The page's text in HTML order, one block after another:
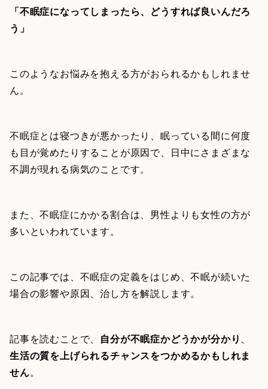
「不眠症になってしまったら、どうすれば良いんだろ
う」
このようなお悩みを抱える方がおられるかもしれませ
ん。
不眠症とは寝つきが悪かったり、眠っている間に何度
も目が覚めたりすることが原因で、日中にさまざまな
不調が現れる病気のことです。
また、不眠症にかかる割合は、男性よりも女性の方が
多いといわれています。
この記事では、不眠症の定義をはじめ、不眠が続いた
場合の影響や原因、治し方を解説します。
記事を読むことで、 自分が不眠症かどうかが分かり 、
生活の質を上げられるチャンスをつかめるかもしれま
せん。